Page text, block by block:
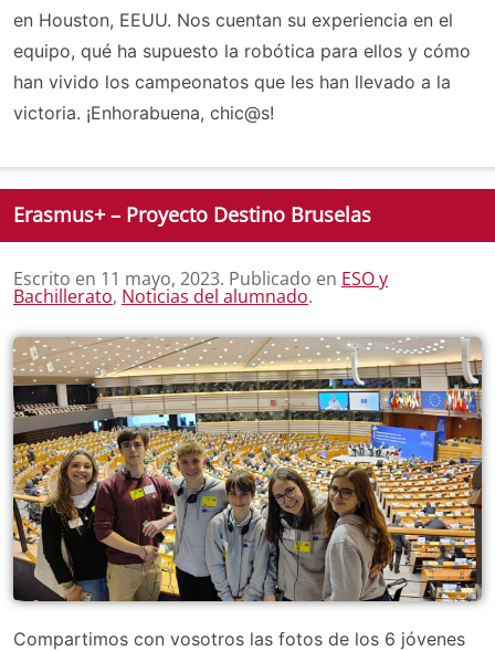
en Houston, EEUU. Nos cuentan su experiencia en el
equipo, qué ha supuesto la robótica para ellos y cómo
han vivido los campeonatos que les han llevado a la
victoria. ¡Enhorabuena, chic@s!
Erasmus+ – Proyecto Destino Bruselas
Escrito en 11 mayo, 2023. Publicado en ESO y
Bachillerato, Noticias del alumnado.
Compartimos con vosotros las fotos de los 6 jóvenes